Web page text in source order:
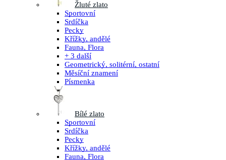
Žluté zlato
Sportovní
Srdíčka
Pecky
Křížky, andělé
Fauna, Flora
+ 3 další
Geometrický, solitérní, ostatní
Měsíční znamení
Písmenka
Bílé zlato
Sportovní
Srdíčka
Pecky
Křížky, andělé
Fauna, Flora